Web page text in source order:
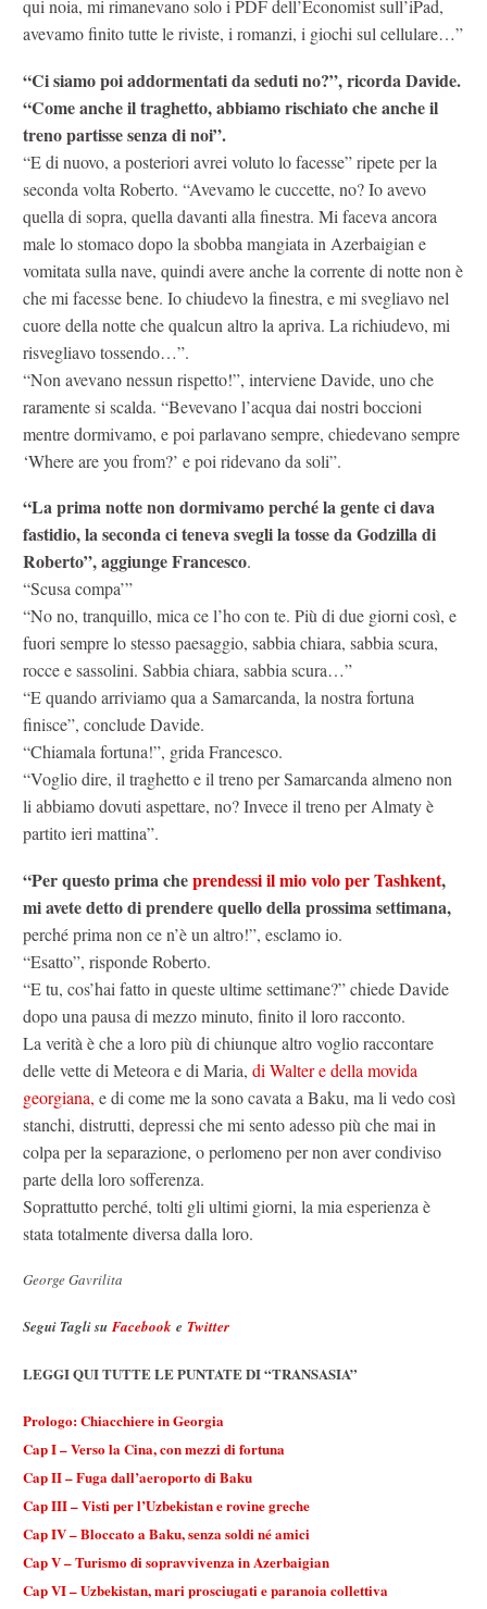
qui noia, mi rimanevano solo i PDF dell’Economist sull’iPad,
avevamo finito tutte le riviste, i romanzi, i giochi sul cellulare…”
“Ci siamo poi addormentati da seduti no?”, ricorda Davide.
“Come anche il traghetto, abbiamo rischiato che anche il
treno partisse senza di noi”.
“E di nuovo, a posteriori avrei voluto lo facesse” ripete per la
seconda volta Roberto. “Avevamo le cuccette, no? Io avevo
quella di sopra, quella davanti alla finestra. Mi faceva ancora
male lo stomaco dopo la sbobba mangiata in Azerbaigian e
vomitata sulla nave, quindi avere anche la corrente di notte non è
che mi facesse bene. Io chiudevo la finestra, e mi svegliavo nel
cuore della notte che qualcun altro la apriva. La richiudevo, mi
risvegliavo tossendo…”.
“Non avevano nessun rispetto!”, interviene Davide, uno che
raramente si scalda. “Bevevano l’acqua dai nostri boccioni
mentre dormivamo, e poi parlavano sempre, chiedevano sempre
‘Where are you from?’ e poi ridevano da soli”.
“La prima notte non dormivamo perché la gente ci dava
fastidio, la seconda ci teneva svegli la tosse da Godzilla di
Roberto”, aggiunge Francesco.
“Scusa compa’”
“No no, tranquillo, mica ce l’ho con te. Più di due giorni così, e
fuori sempre lo stesso paesaggio, sabbia chiara, sabbia scura,
rocce e sassolini. Sabbia chiara, sabbia scura…”
“E quando arriviamo qua a Samarcanda, la nostra fortuna
finisce”, conclude Davide.
“Chiamala fortuna!”, grida Francesco.
“Voglio dire, il traghetto e il treno per Samarcanda almeno non
li abbiamo dovuti aspettare, no? Invece il treno per Almaty è
partito ieri mattina”.
“Per questo prima cheprendessi il mio volo per Tashkent,
mi avete detto di prendere quello della prossima settimana,
perché prima non ce n’è un altro!”, esclamo io.
“Esatto”, risponde Roberto.
“E tu, cos’hai fatto in queste ultime settimane?” chiede Davide
dopo una pausa di mezzo minuto, finito il loro racconto.
La verità è che a loro più di chiunque altro voglio raccontare
delle vette di Meteora e di Maria, di Walter e della movida
georgiana, e di come me la sono cavata a Baku, ma li vedo così
stanchi, distrutti, depressi che mi sento adesso più che mai in
colpa per la separazione, o perlomeno per non aver condiviso
parte della loro sofferenza.
Soprattutto perché, tolti gli ultimi giorni, la mia esperienza è
stata totalmente diversa dalla loro.
George Gavrilita
Segui Tagli su Facebook e Twitter
LEGGI QUI TUTTE LE PUNTATE DI “TRANSASIA”
Prologo: Chiacchiere in Georgia
Cap I – Verso la Cina, con mezzi di fortuna
Cap II – Fuga dall’aeroporto di Baku
Cap III – Visti per l’Uzbekistan e rovine greche
Cap IV – Bloccato a Baku, senza soldi né amici
Cap V – Turismo di sopravvivenza in Azerbaigian
Cap VI – Uzbekistan, mari prosciugati e paranoia collettiva